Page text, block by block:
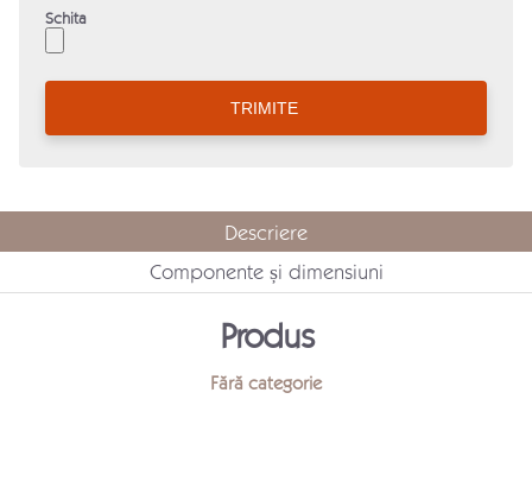
Schita
Descriere
Componente și dimensiuni
Produs
Fără categorie